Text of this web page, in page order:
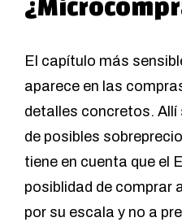
El capítulo más
aparece en las
detalles concretos.
de posibles
tiene en cuenta que el
posiblidad de comprar
por su escala y no a